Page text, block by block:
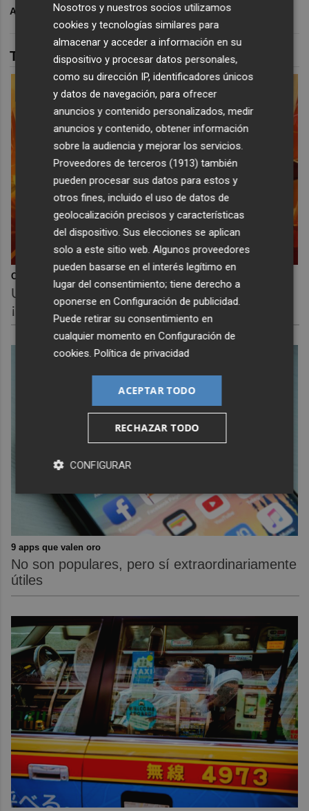
ARCHIVADO EN IVC
TAMBIÉN TE PUEDE INTERESAR
Corepunk MMORPG
Un verdadero MMORPG de la vieja escuela
¡Cómo los de antes, pero mejor!
9 apps que valen oro
No son populares, pero sí extraordinariamente
útiles
Nosotros y nuestros socios utilizamos
cookies y tecnologías similares para
almacenar y acceder a información en su
dispositivo y procesar datos personales,
como su dirección IP, identificadores únicos
y datos de navegación, para ofrecer
anuncios y contenido personalizados, medir
anuncios y contenido, obtener información
sobre la audiencia y mejorar los servicios.
Proveedores de terceros (1913) también
pueden procesar sus datos para estos y
otros fines, incluido el uso de datos de
geolocalización precisos y características
del dispositivo. Sus elecciones se aplican
solo a este sitio web. Algunos proveedores
pueden basarse en el interés legítimo en
lugar del consentimiento; tiene derecho a
oponerse enConfiguración de publicidad.
Puede retirar su consentimiento en
cualquier momento enConfiguración de
cookies.Política de privacidad
ACEPTAR TODO
RECHAZAR TODO
CONFIGURAR